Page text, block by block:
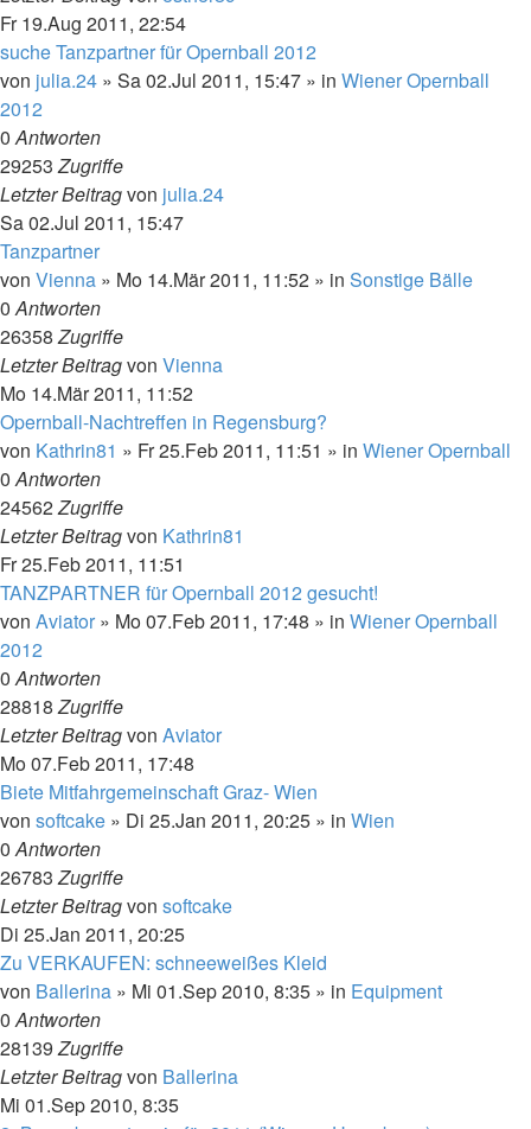
Fr 19.Aug 2011, 22:54
suche Tanzpartner für Opernball 2012
von julia.24 » Sa 02.Jul 2011, 15:47 » in Wiener Opernball
2012
0Antworten
29253Zugriffe
Letzter Beitragvon julia.24
Sa 02.Jul 2011, 15:47
Tanzpartner
von Vienna » Mo 14.Mär 2011, 11:52 » in Sonstige Bälle
0Antworten
26358Zugriffe
Letzter Beitragvon Vienna
Mo 14.Mär 2011, 11:52
Opernball-Nachtreffen in Regensburg?
von Kathrin81 » Fr 25.Feb 2011, 11:51 » in Wiener Opernball
0Antworten
24562Zugriffe
Letzter Beitragvon Kathrin81
Fr 25.Feb 2011, 11:51
TANZPARTNER für Opernball 2012 gesucht!
von Aviator » Mo 07.Feb 2011, 17:48 » in Wiener Opernball
2012
0Antworten
28818Zugriffe
Letzter Beitragvon Aviator
Mo 07.Feb 2011, 17:48
Biete Mitfahrgemeinschaft Graz- Wien
von softcake » Di 25.Jan 2011, 20:25 » in Wien
0Antworten
26783Zugriffe
Letzter Beitragvon softcake
Di 25.Jan 2011, 20:25
Zu VERKAUFEN: schneeweißes Kleid
von Ballerina » Mi 01.Sep 2010, 8:35 » in Equipment
0Antworten
28139Zugriffe
Letzter Beitragvon Ballerina
Mi 01.Sep 2010, 8:35